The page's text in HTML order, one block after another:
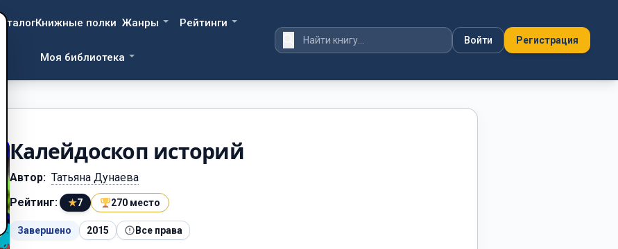
КаталогКнижные полки Жанры Рейтинги
Моя библиотека
Войти Регистрация
Калейдоскоп историй
Автор: Татьяна Дунаева
Рейтинг:
★7 270 место
Завершено 2015 Все права